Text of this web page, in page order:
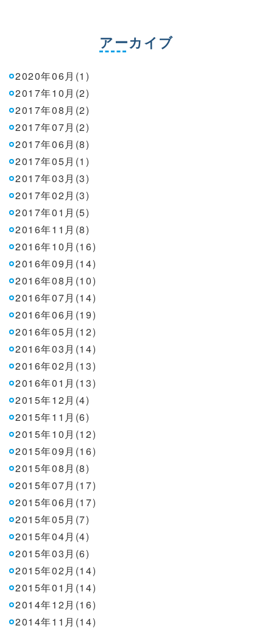
アーカイブ
2020年06月(1)
2017年10月(2)
2017年08月(2)
2017年07月(2)
2017年06月(8)
2017年05月(1)
2017年03月(3)
2017年02月(3)
2017年01月(5)
2016年11月(8)
2016年10月(16)
2016年09月(14)
2016年08月(10)
2016年07月(14)
2016年06月(19)
2016年05月(12)
2016年03月(14)
2016年02月(13)
2016年01月(13)
2015年12月(4)
2015年11月(6)
2015年10月(12)
2015年09月(16)
2015年08月(8)
2015年07月(17)
2015年06月(17)
2015年05月(7)
2015年04月(4)
2015年03月(6)
2015年02月(14)
2015年01月(14)
2014年12月(16)
2014年11月(14)